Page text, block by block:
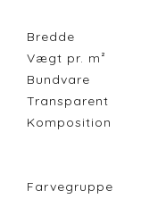
Bredde
Vægt pr. m²
Bundvare
Transparent
Komposition
Farvegruppe